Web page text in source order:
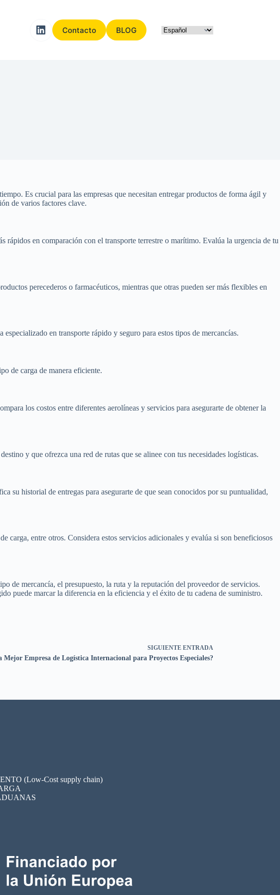
Contacto BLOG
Es crucial para las empresas que necesitan entregar productos de forma ágil y
de varios factores clave.
rápidos en comparación con el transporte terrestre o marítimo. Evalúa la urgencia de tu
perecederos o farmacéuticos, mientras que otras pueden ser más flexibles en
en transporte rápido y seguro para estos tipos de mercancías.
de carga de manera eficiente.
los costos entre diferentes aerolíneas y servicios para asegurarte de obtener la
y que ofrezca una red de rutas que se alinee con tus necesidades logísticas.
su historial de entregas para asegurarte de que sean conocidos por su puntualidad,
carga, entre otros. Considera estos servicios adicionales y evalúa si son beneficiosos
de mercancía, el presupuesto, la ruta y la reputación del proveedor de servicios.
puede marcar la diferencia en la eficiencia y el éxito de tu cadena de suministro.
SIGUIENTE ENTRADA
Mejor Empresa de Logística Internacional para Proyectos Especiales?
(Low-Cost supply chain)